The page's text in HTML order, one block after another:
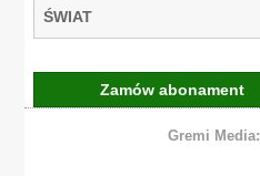
ŚWIAT
Zamów abonament
Gremi Media: